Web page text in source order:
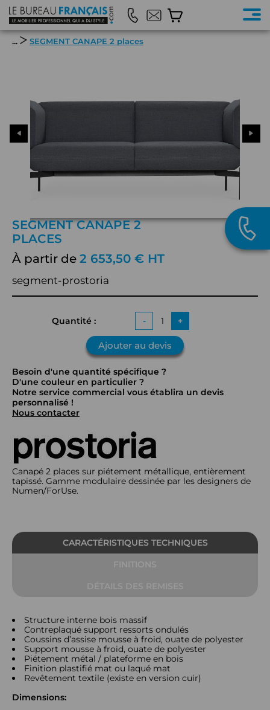
... SEGMENT CANAPE 2 places
SEGMENT CANAPE 2
PLACES
À partir de 2 653,50 € HT
segment-prostoria
Quantité : - +
Ajouter au devis
Besoin d'une quantité spécifique ?
D'une couleur en particulier ?
Notre service commercial vous établira un devis
personnalisé !
Nous contacter
Canapé 2 places sur piétement métallique, entièrement
tapissé. Gamme modulaire dessinée par les designers de
Numen/ForUse.
CARACTÉRISTIQUES TECHNIQUES
Structure interne bois massif
Contreplaqué support ressorts ondulés
Coussins d’assise mousse à froid, ouate de polyester
Support mousse à froid, ouate de polyester
Piétement métal / plateforme en bois
Finition plastifié mat ou laqué mat
Revêtement textile (existe en version cuir)
Dimensions: